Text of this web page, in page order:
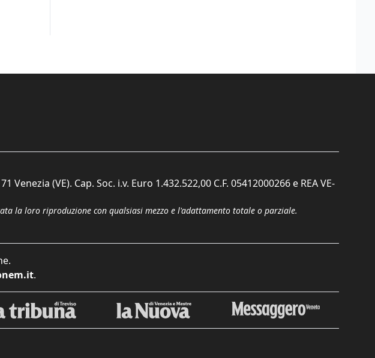
(VE). Cap. Soc. i.v. Euro 1.432.522,00 C.F. 05412000266 e REA VE-
la loro riproduzione con qualsiasi mezzo e l'adattamento totale o parziale.
.